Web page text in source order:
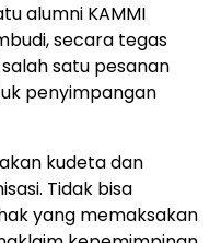
alumni KAMMI
secara tegas
satu pesanan
penyimpangan
kudeta dan
Tidak bisa
yang memaksakan